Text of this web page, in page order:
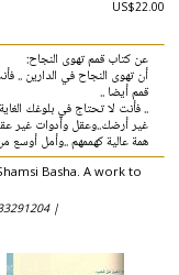
US$22.00
عن كتاب قمم تهوى النجاح:
أن تهوى النجاح في الدارين ..
قمم أيضا ..
.. فأنت لا تحتاج في بلوغك
غير أرضك..وعقل وأدوات غير
همة عالية كهممهم ..وأمل أوسع
Basha. A work to
|